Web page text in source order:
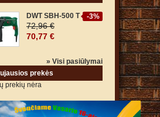
-3%
DWT SBH-500 T
72,96 €
70,77 €
» Visi pasiūlymai
prekės
prekių nėra